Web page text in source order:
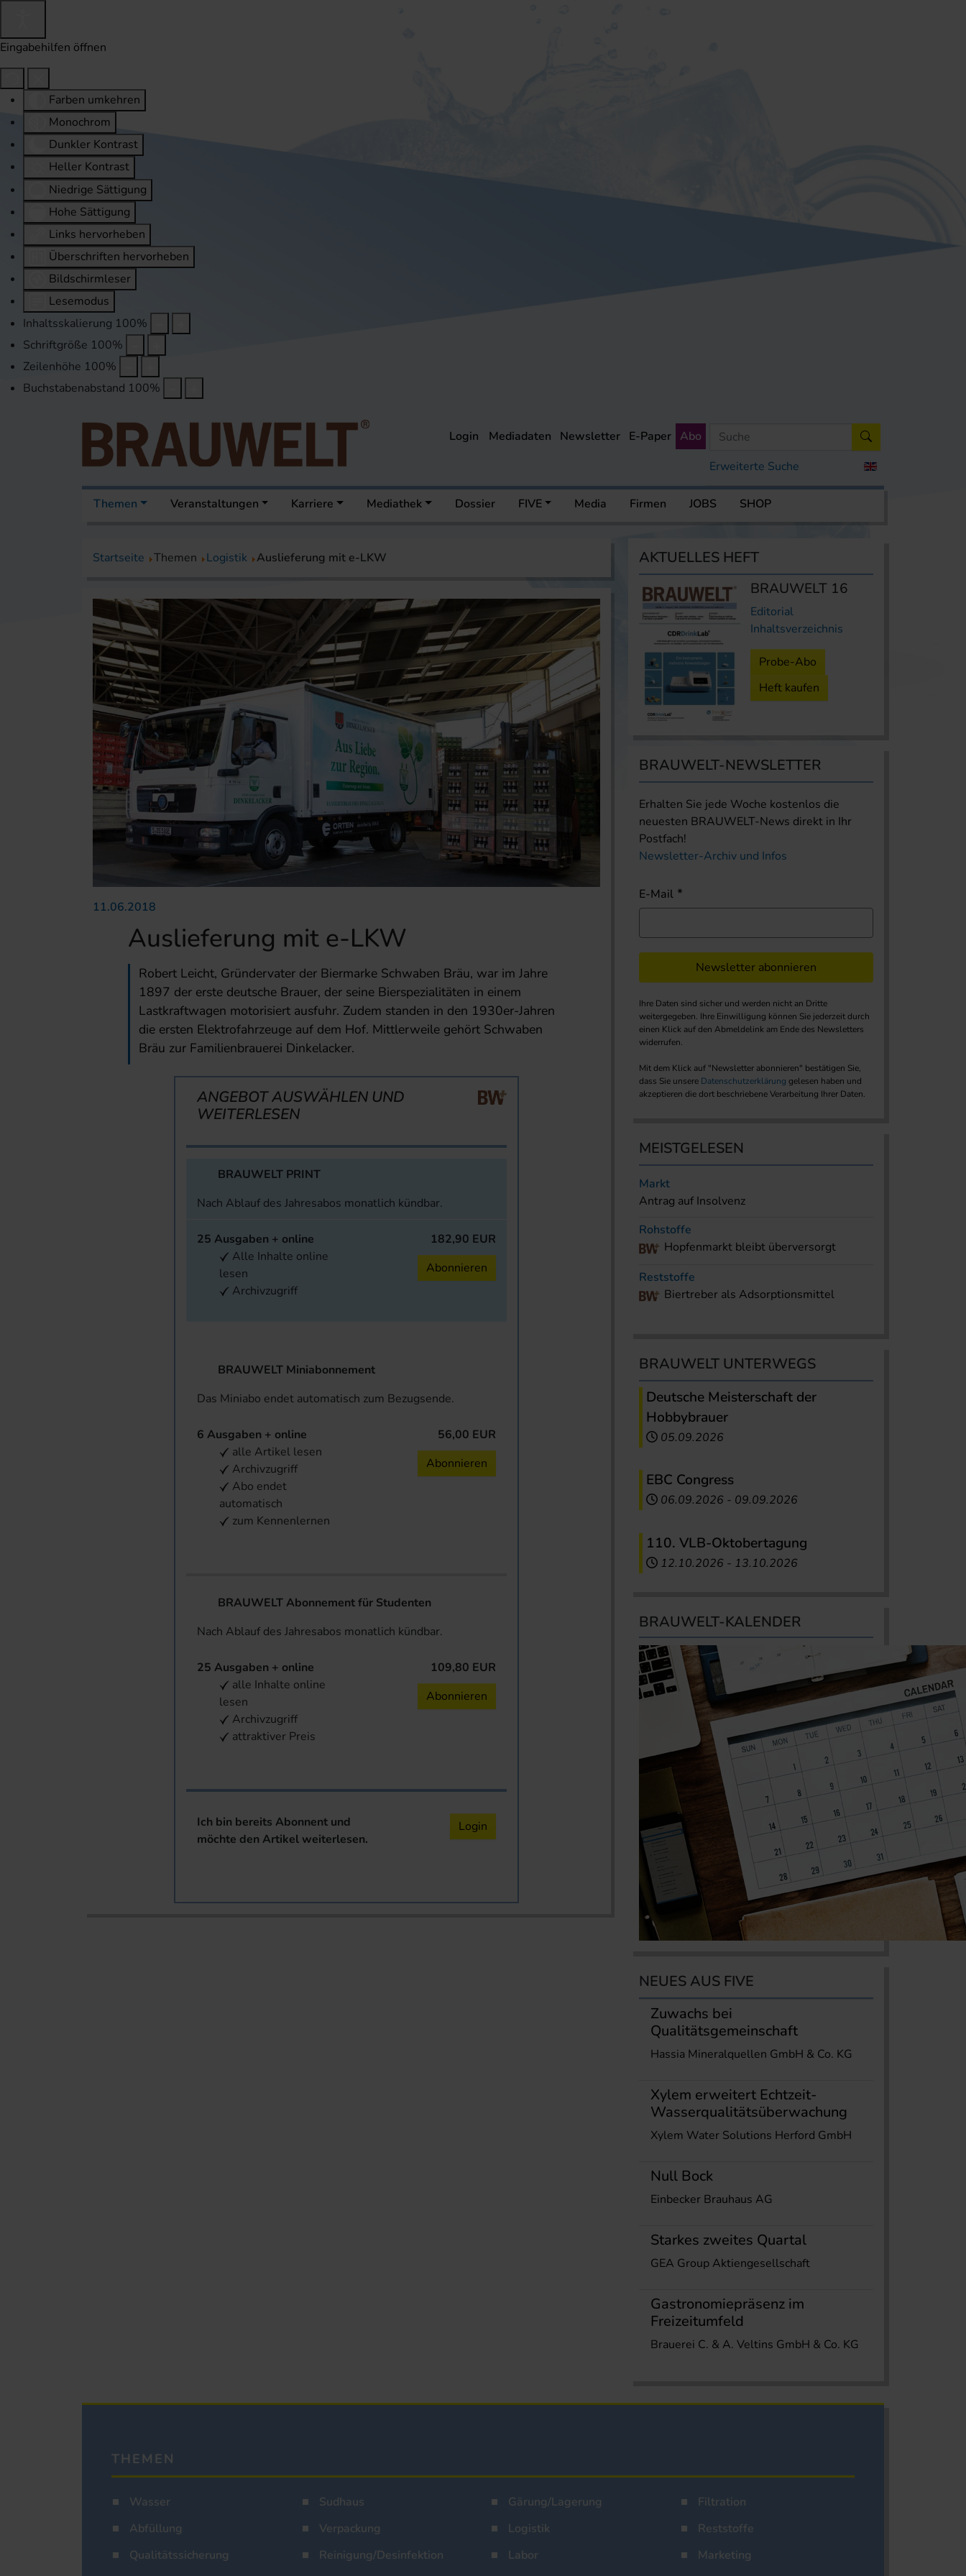
Eingabehilfen öffnen
Farben umkehren
Monochrom
Dunkler Kontrast
Heller Kontrast
Niedrige Sättigung
Hohe Sättigung
Links hervorheben
Überschriften hervorheben
Bildschirmleser
Lesemodus
Inhaltsskalierung 100%
Schriftgröße 100%
Zeilenhöhe 100%
Buchstabenabstand 100%
Erweiterte Suche
Login Mediadaten Newsletter E-Paper Abo
Themen Veranstaltungen Karriere Mediathek Dossier FIVE Media Firmen JOBS SHOP
Startseite Themen Logistik Auslieferung mit e-LKW
11.06.2018
Auslieferung mit e-LKW
Robert Leicht, Gründervater der Biermarke Schwaben Bräu, war im Jahre
1897 der erste deutsche Brauer, der seine Bierspezialitäten in einem
Lastkraftwagen motorisiert ausfuhr. Zudem standen in den 1930er-Jahren
die ersten Elektrofahrzeuge auf dem Hof. Mittlerweile gehört Schwaben
Bräu zur Familienbrauerei Dinkelacker.
ANGEBOT AUSWÄHLEN UND
WEITERLESEN
BRAUWELT PRINT
Nach Ablauf des Jahresabos monatlich kündbar.
25 Ausgaben + online
Alle Inhalte online
lesen
Archivzugriff
182,90 EUR
Abonnieren
BRAUWELT Miniabonnement
Das Miniabo endet automatisch zum Bezugsende.
6 Ausgaben + online
alle Artikel lesen
Archivzugriff
Abo endet
automatisch
zum Kennenlernen
56,00 EUR
Abonnieren
BRAUWELT Abonnement für Studenten
Nach Ablauf des Jahresabos monatlich kündbar.
25 Ausgaben + online
alle Inhalte online
lesen
Archivzugriff
attraktiver Preis
109,80 EUR
Abonnieren
Ich bin bereits Abonnent und
möchte den Artikel weiterlesen.
Login
AKTUELLES HEFT
BRAUWELT 16
Editorial
Inhaltsverzeichnis
Probe-Abo
Heft kaufen
BRAUWELT-NEWSLETTER
Erhalten Sie jede Woche kostenlos die
neuesten BRAUWELT-News direkt in Ihr
Postfach!
Newsletter-Archiv und Infos
E-Mail
Newsletter abonnieren
Ihre Daten sind sicher und werden nicht an Dritte
weitergegeben. Ihre Einwilligung können Sie jederzeit durch
einen Klick auf den Abmeldelink am Ende des Newsletters
widerrufen.
Mit dem Klick auf "Newsletter abonnieren" bestätigen Sie,
dass Sie unsere Datenschutzerklärung gelesen haben und
akzeptieren die dort beschriebene Verarbeitung Ihrer Daten.
MEISTGELESEN
Markt
Antrag auf Insolvenz
Rohstoffe
Hopfenmarkt bleibt überversorgt
Reststoffe
Biertreber als Adsorptionsmittel
BRAUWELT UNTERWEGS
Deutsche Meisterschaft der
Hobbybrauer
05.09.2026
EBC Congress
06.09.2026 - 09.09.2026
110. VLB-Oktobertagung
12.10.2026 - 13.10.2026
BRAUWELT-KALENDER
NEUES AUS FIVE
Zuwachs bei
Qualitätsgemeinschaft
Hassia Mineralquellen GmbH & Co. KG
Xylem erweitert Echtzeit-
Wasserqualitätsüberwachung
Xylem Water Solutions Herford GmbH
Null Bock
Einbecker Brauhaus AG
Starkes zweites Quartal
GEA Group Aktiengesellschaft
Gastronomiepräsenz im
Freizeitumfeld
Brauerei C. & A. Veltins GmbH & Co. KG
THEMEN
Wasser Sudhaus Gärung/Lagerung
Filtration
Abfüllung
Verpackung Logistik
Reststoffe
Qualitätssicherung
Reinigung/Desinfektion Labor
Marketing